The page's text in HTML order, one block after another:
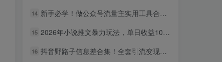
14 新手必学！做公众号流量主实用工具合集，从选题到变现，一篇搞定（新手必备）
15 2026年小说推文暴力玩法，单日收益1000+，小白看完即可上手
16 抖音野路子信息差合集！全套引流变现玩法，保姆级拆解